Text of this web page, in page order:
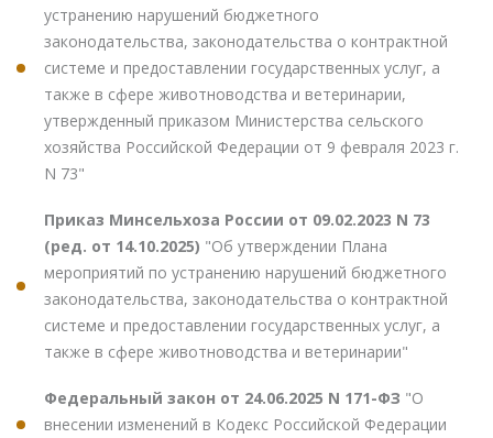
устранению нарушений бюджетного
законодательства, законодательства о контрактной
системе и предоставлении государственных услуг, а
также в сфере животноводства и ветеринарии,
утвержденный приказом Министерства сельского
хозяйства Российской Федерации от 9 февраля 2023 г.
N 73"
Приказ Минсельхоза России от 09.02.2023 N 73
(ред. от 14.10.2025) "Об утверждении Плана
мероприятий по устранению нарушений бюджетного
законодательства, законодательства о контрактной
системе и предоставлении государственных услуг, а
также в сфере животноводства и ветеринарии"
Федеральный закон от 24.06.2025 N 171-ФЗ "О
внесении изменений в Кодекс Российской Федерации